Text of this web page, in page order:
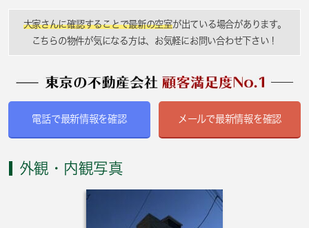
大家さんに確認することで最新の空室が出ている場合があります。
こちらの物件が気になる方は、お気軽にお問い合わせ下さい！
電話で最新情報を確認 メールで最新情報を確認
外観・内観写真